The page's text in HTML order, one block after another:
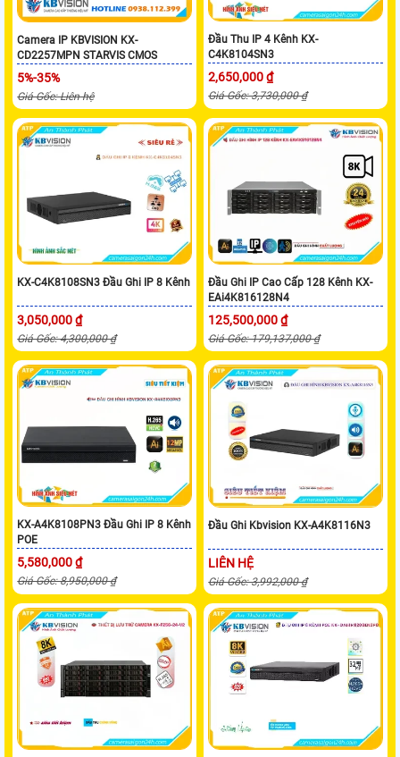
Camera IP KBVISION KX-
CD2257MPN STARVIS CMOS
5%-35%
Giá Gốc: Liên hệ
Đầu Thu IP 4 Kênh KX-
C4K8104SN3
2,650,000 ₫
Giá Gốc: 3,730,000 ₫
KX-C4K8108SN3 Đầu Ghi IP 8 Kênh
3,050,000 ₫
Giá Gốc: 4,300,000 ₫
Đầu Ghi IP Cao Cấp 128 Kênh KX-
EAi4K816128N4
125,500,000 ₫
Giá Gốc: 179,137,000 ₫
KX-A4K8108PN3 Đầu Ghi IP 8 Kênh
POE
5,580,000 ₫
Giá Gốc: 8,950,000 ₫
Đầu Ghi Kbvision KX-A4K8116N3
LIÊN HỆ
Giá Gốc: 3,992,000 ₫